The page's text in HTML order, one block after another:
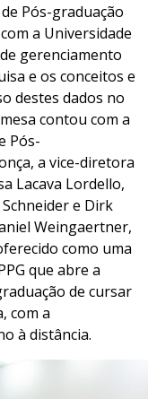
Pós-graduação
a Universidade
gerenciamento
e os conceitos e
destes dados no
contou com a
Pós-
a vice-diretora
Lacava Lordello,
e Dirk
Weingaertner,
como uma
que abre a
de cursar
com a
à distância.